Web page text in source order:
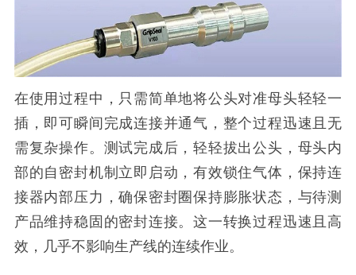
在使用过程中，只需简单地将公头对准母头轻轻一
插，即可瞬间完成连接并通气，整个过程迅速且无
需复杂操作。测试完成后，轻轻拔出公头，母头内
部的自密封机制立即启动，有效锁住气体，保持连
接器内部压力，确保密封圈保持膨胀状态，与待测
产品维持稳固的密封连接。这一转换过程迅速且高
效，几乎不影响生产线的连续作业。